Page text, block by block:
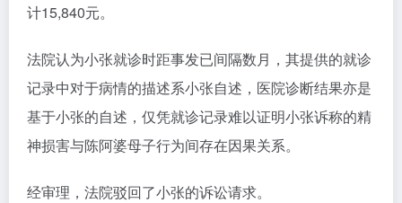
计15,840元。
法院认为小张就诊时距事发已间隔数月，其提供的就诊
记录中对于病情的描述系小张自述，医院诊断结果亦是
基于小张的自述，仅凭就诊记录难以证明小张诉称的精
神损害与陈阿婆母子行为间存在因果关系。
经审理，法院驳回了小张的诉讼请求。